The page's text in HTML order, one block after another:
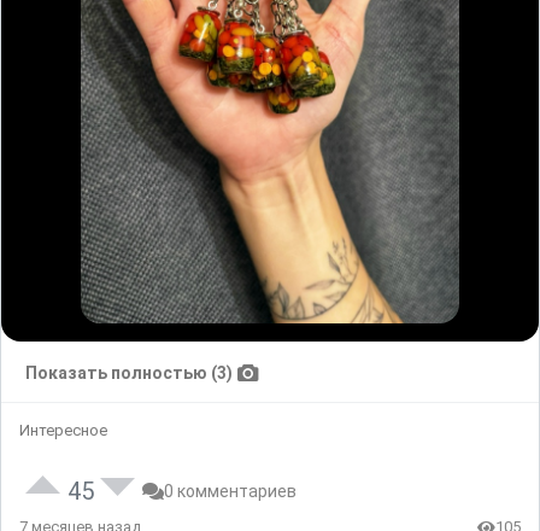
Показать полностью (3)
Интересное
45 0 комментариев
7 месяцев назад 105